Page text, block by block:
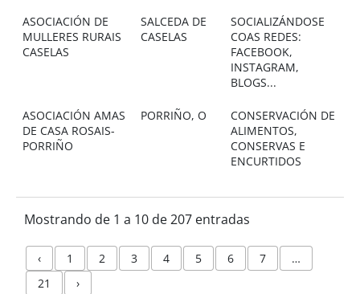
ASOCIACIÓN DE
MULLERES RURAIS
CASELAS
SALCEDA DE
CASELAS
SOCIALIZÁNDOSE
COAS REDES:
FACEBOOK,
INSTAGRAM,
BLOGS...
ASOCIACIÓN AMAS
DE CASA ROSAIS-
PORRIÑO
PORRIÑO, O
CONSERVACIÓN DE
ALIMENTOS,
CONSERVAS E
ENCURTIDOS
Mostrando de 1 a 10 de 207 entradas
‹ 1 2 3 4 5 6 7
…
21
›